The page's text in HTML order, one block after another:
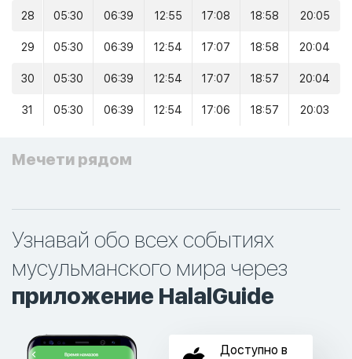
28 05:30 06:39 12:55 17:08 18:58 20:05
29 05:30 06:39 12:54 17:07 18:58 20:04
30 05:30 06:39 12:54 17:07 18:57 20:04
31 05:30 06:39 12:54 17:06 18:57 20:03
Мечети рядом
Узнавай обо всех событиях
мусульманского мира через
приложение HalalGuide
Доступно в